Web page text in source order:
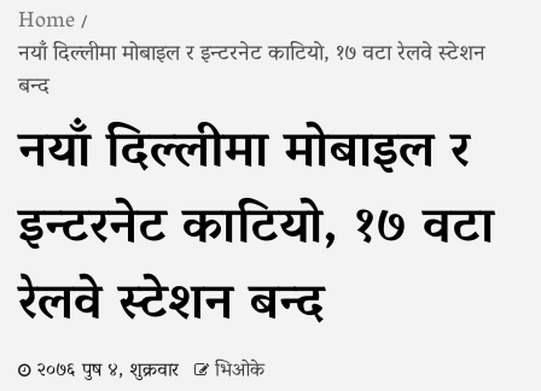
Home
नयाँ दिल्लीमा मोबाइल र इन्टरनेट काटियाे, १७ वटा रेलवे स्टेशन
बन्द
नयाँ दिल्लीमा मोबाइल र
इन्टरनेट काटियाे, १७ वटा
रेलवे स्टेशन बन्द
२०७६ पुष ४, शुक्रवार भिओके